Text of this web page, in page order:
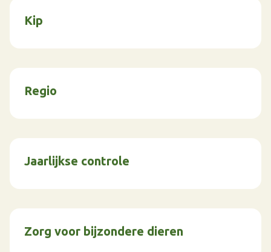
Kip
Regio
Jaarlijkse controle
Zorg voor bijzondere dieren